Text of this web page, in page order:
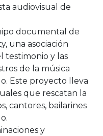
audiovisual de
documental de
una asociación
testimonio y las
de la música
Este proyecto lleva
que rescatan la
cantores, bailarines
y